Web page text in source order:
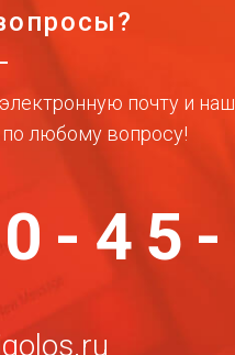
почту и
любому вопросу!